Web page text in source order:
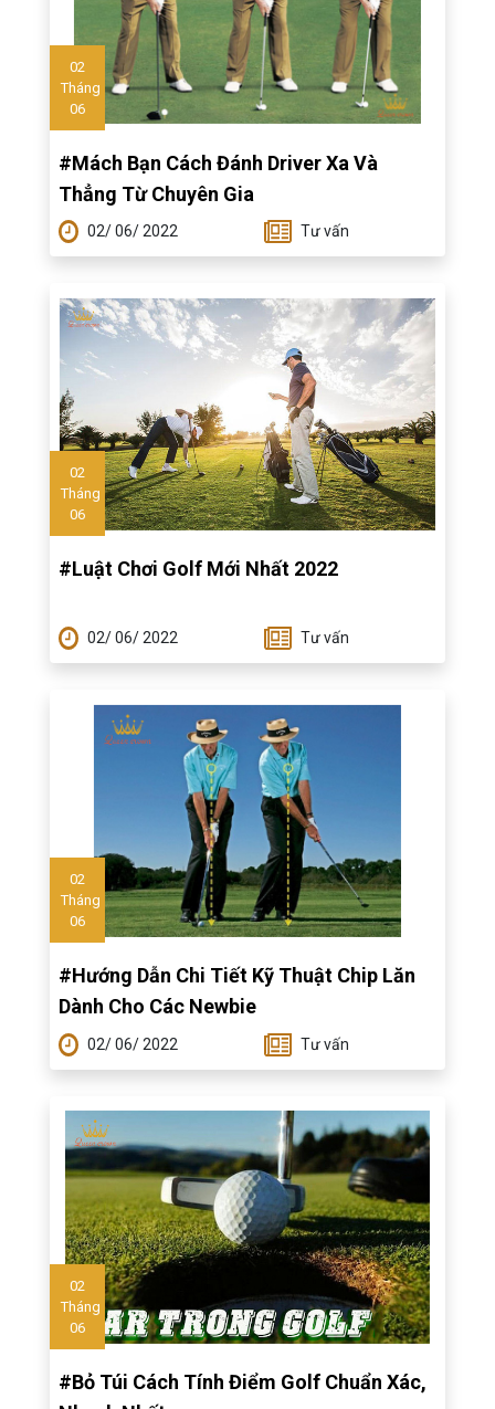
02
Tháng
06
#Mách Bạn Cách Đánh Driver Xa Và
Thẳng Từ Chuyên Gia
02/ 06/ 2022 Tư vấn
02
Tháng
06
#Luật Chơi Golf Mới Nhất 2022
02/ 06/ 2022 Tư vấn
02
Tháng
06
#Hướng Dẫn Chi Tiết Kỹ Thuật Chip Lăn
Dành Cho Các Newbie
02/ 06/ 2022 Tư vấn
02
Tháng
06
#Bỏ Túi Cách Tính Điểm Golf Chuẩn Xác,